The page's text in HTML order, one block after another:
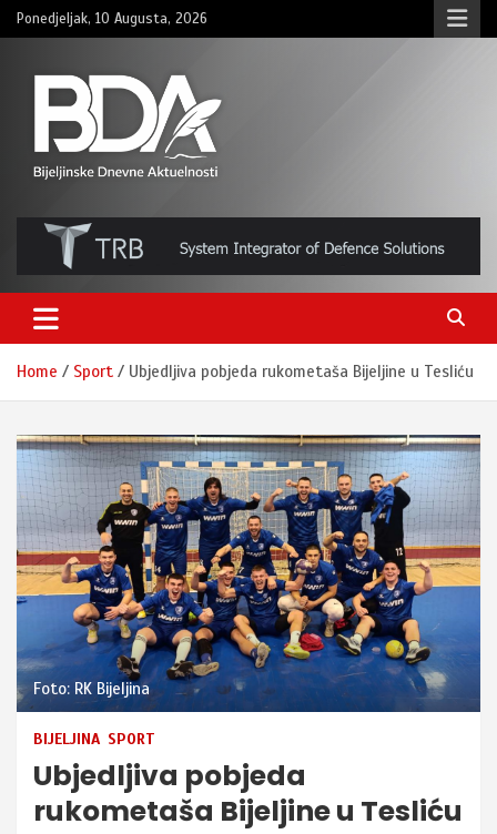
Skip
to
Ponedjeljak, 10 Augusta, 2026
BNDAN.com
Home Sport Ubjedljiva pobjeda rukometaša Bijeljine u Tesliću
Foto: RK Bijeljina
BIJELJINA SPORT
Ubjedljiva pobjeda
rukometaša Bijeljine u Tesliću